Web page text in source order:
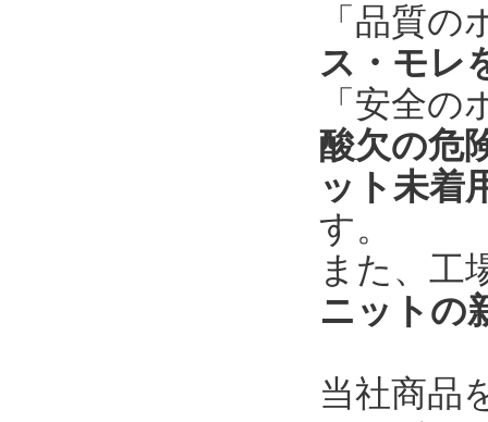
「品質
ス・モレ
「安全
酸欠の危
ット未着
す。
また、工
ニットの
当社商品